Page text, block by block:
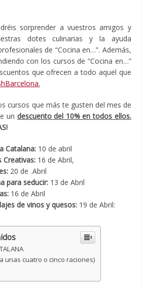
sorprender a vuestros amigos y
dotes culinarias y la ayuda
de “Cocina en…”. Además,
con los cursos de “Cocina en…”
que ofrecen a todo aquel que
.
cursos que más te gusten del mes de
un descuento del 10% en todos ellos.
Catalana: 10 de abril
Creativas: 16 de Abril,
20 de Abril
para seducir: 13 de Abril
16 de Abril
de vinos y quesos: 19 de Abril:
unas cuatro o cinco raciones)